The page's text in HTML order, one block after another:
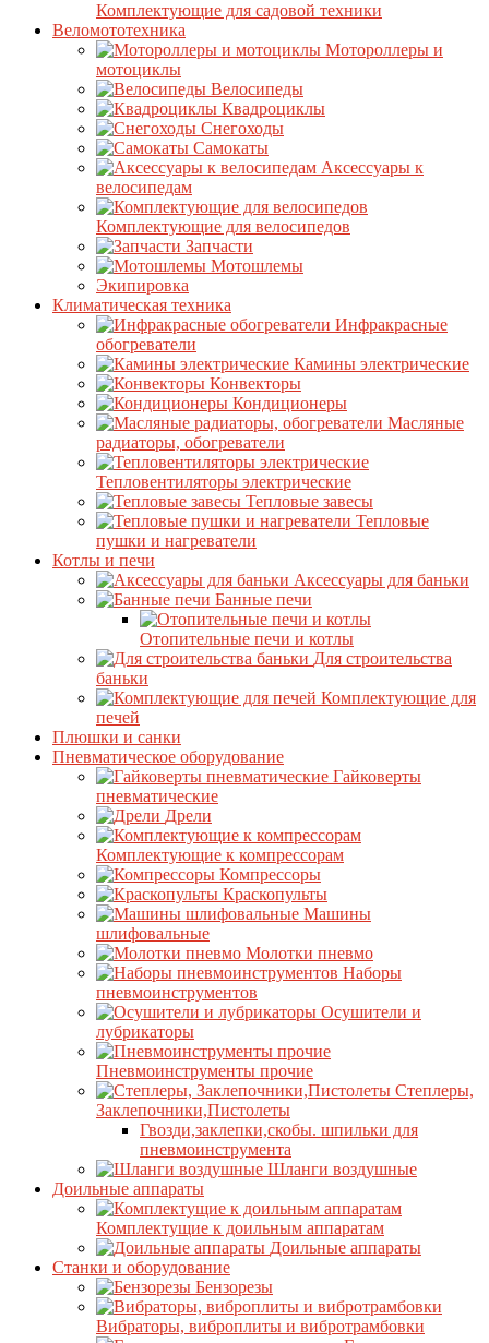
Комплектующие для садовой техники
Веломототехника
Мотороллеры и
мотоциклы
Велосипеды
Квадроциклы
Снегоходы
Самокаты
Аксессуары к
велосипедам
Комплектующие для велосипедов
Запчасти
Мотошлемы
Экипировка
Климатическая техника
Инфракрасные
обогреватели
Камины электрические
Конвекторы
Кондиционеры
Масляные
радиаторы, обогреватели
Тепловентиляторы электрические
Тепловые завесы
Тепловые
пушки и нагреватели
Котлы и печи
Аксессуары для баньки
Банные печи
Отопительные печи и котлы
Для строительства
баньки
Комплектующие для
печей
Плюшки и санки
Пневматическое оборудование
Гайковерты
пневматические
Дрели
Комплектующие к компрессорам
Компрессоры
Краскопульты
Машины
шлифовальные
Молотки пневмо
Наборы
пневмоинструментов
Осушители и
лубрикаторы
Пневмоинструменты прочие
Степлеры,
Заклепочники,Пистолеты
Гвозди,заклепки,скобы. шпильки для
пневмоинструмента
Шланги воздушные
Доильные аппараты
Комплектущие к доильным аппаратам
Доильные аппараты
Станки и оборудование
Бензорезы
Вибраторы, виброплиты и вибротрамбовки